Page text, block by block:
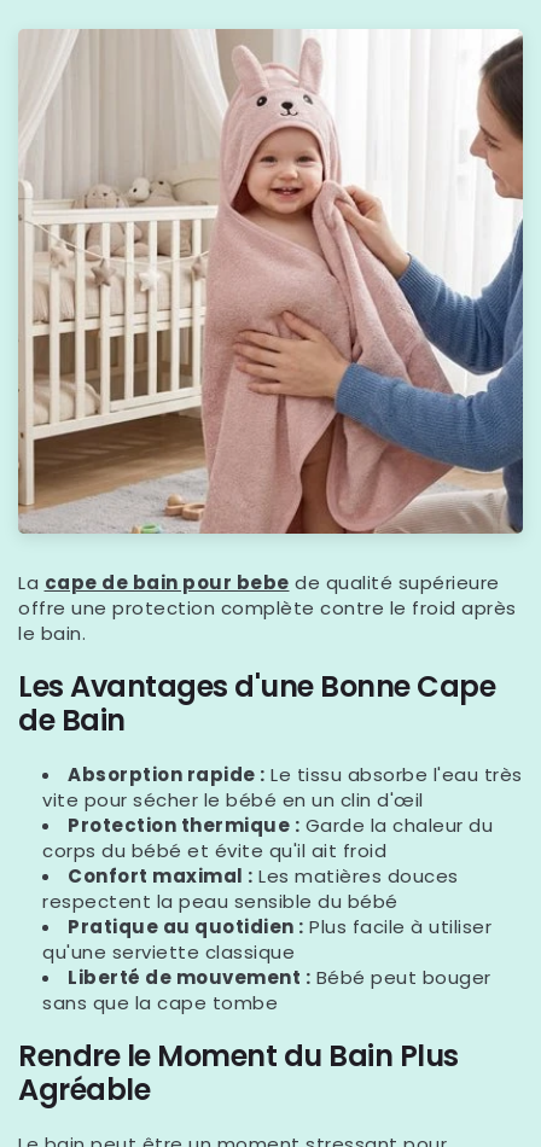
La cape de bain pour bebe de qualité supérieure
offre une protection complète contre le froid après
le bain.
Les Avantages d'une Bonne Cape
de Bain
Absorption rapide : Le tissu absorbe l'eau très
vite pour sécher le bébé en un clin d'œil
Protection thermique : Garde la chaleur du
corps du bébé et évite qu'il ait froid
Confort maximal : Les matières douces
respectent la peau sensible du bébé
Pratique au quotidien : Plus facile à utiliser
qu'une serviette classique
Liberté de mouvement : Bébé peut bouger
sans que la cape tombe
Rendre le Moment du Bain Plus
Agréable